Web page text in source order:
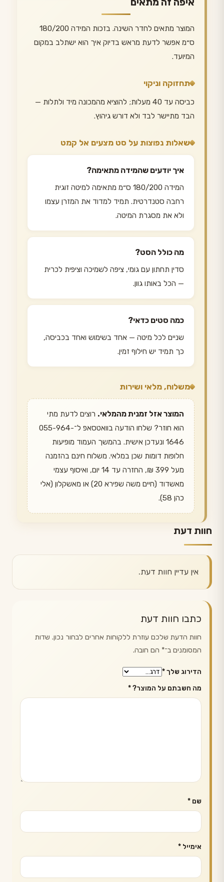
המוצר מתאים לחדר השינה. בזכות המידה 180/200
ס״מ אפשר לדעת מראש בדיוק איך הוא ישתלב במקום
המיועד.
תחזוקה וניקוי
כביסה עד 40 מעלות; להוציא מהמכונה מיד ולתלות —
הבד מתיישר לבד ולא דורש גיהוץ.
שאלות נפוצות על סט מצעים אל קמט
איך יודעים שהמידה מתאימה?
המידה 180/200 ס״מ מתאימה למיטה זוגית
רחבה סטנדרטית. תמיד למדוד את המזרן עצמו
ולא את מסגרת המיטה.
מה כולל הסט?
סדין תחתון עם גומי, ציפה לשמיכה וציפית לכרית
— הכל באותו גוון.
כמה סטים כדאי?
שניים לכל מיטה — אחד בשימוש ואחד בכביסה,
כך תמיד יש חילוף זמין.
משלוח, מלאי ושירות
המוצר אזל זמנית מהמלאי. רוצים לדעת מתי
הוא חוזר? שלחו הודעה בוואטסאפ ל־055-964-
1646 ונעדכן אישית. בהמשך העמוד מופיעות
חלופות דומות שכן במלאי. משלוח חינם בהזמנה
מעל 399 ₪, החזרה עד 14 יום, ואיסוף עצמי
מאשדוד (חיים משה שפירא 20) או מאשקלון (אלי
כהן 58).
חוות דעת
אין עדיין חוות דעת.
כתבו חוות דעת
חוות הדעת שלכם עוזרת ללקוחות אחרים לבחור נכון. שדות
המסומנים ב־* הם חובה.
הדירוג שלך*
מה חשבתם על המוצר?*
שם *
אימייל *